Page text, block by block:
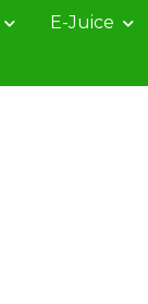
E-Juice